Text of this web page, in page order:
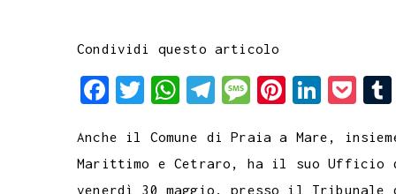
Condividi questo articolo
F
c
e
T
i
t
W
a
t
T
l
e
M
s
s
P
n
t
L
n
k
c
k
Anche il Comune di Praia a Mare,
Marittimo e Cetraro, ha il suo Ufficio
venerdì 30 maggio, presso il Tribunale